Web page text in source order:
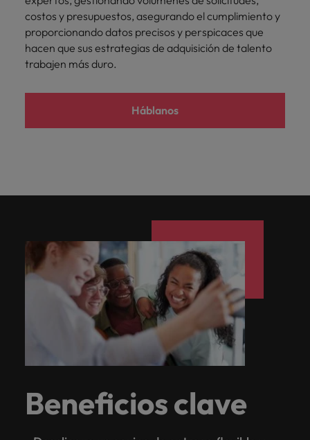
costos y presupuestos, asegurando el cumplimiento y
proporcionando datos precisos y perspicaces que
hacen que sus estrategias de adquisición de talento
trabajen más duro.
Háblanos
Beneficios clave